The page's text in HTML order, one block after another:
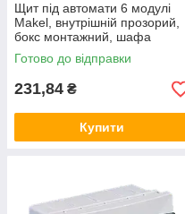
Щит під автомати 6 модулі
Makel, внутрішній прозорий,
бокс монтажний, шафа
розподільна врізна, Макел
Готово до відправки
231,84 ₴
Купити